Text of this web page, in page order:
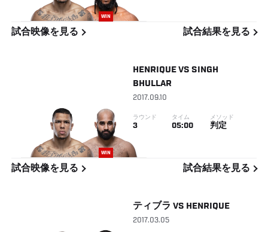
WIN
試合映像を見る 試合結果を見る
WIN
HENRIQUE VS SINGH
BHULLAR
2017.09.10
ラウンド
3
タイム
05:00
メソッド
判定
試合映像を見る 試合結果を見る
ティブラ VS HENRIQUE
2017.03.05